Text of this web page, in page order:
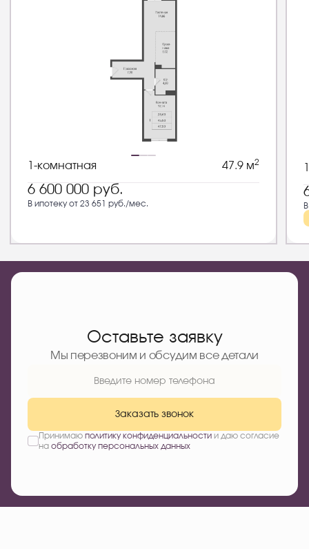
1-комнатная 47.9 м2
6 600 000 руб.
В ипотеку от 23 651 руб./мес.
Оставьте заявку
Мы перезвоним и обсудим все детали
Заказать звонок
Принимаю политику конфиденциальностии даю согласие
на обработку персональных данных